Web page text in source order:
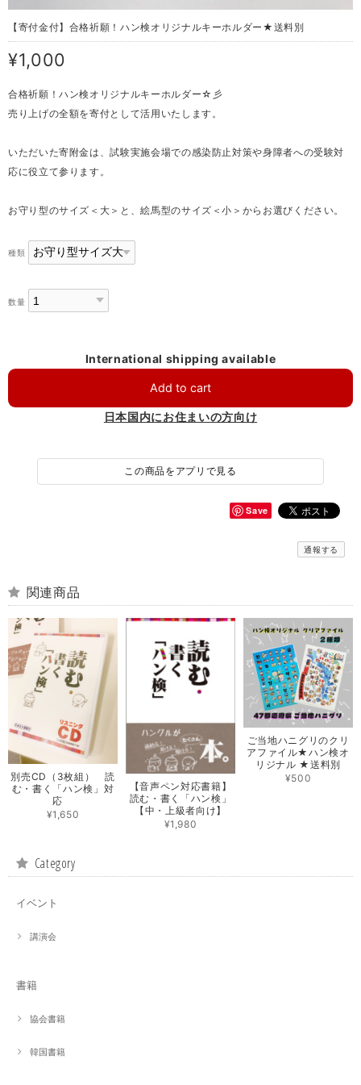
【寄付金付】合格祈願！ハン検オリジナルキーホルダー★送料別
¥1,000
合格祈願！ハン検オリジナルキーホルダー☆彡
売り上げの全額を寄付として活用いたします。
いただいた寄附金は、試験実施会場での感染防止対策や身障者への受験対
応に役立て参ります。
お守り型のサイズ＜大＞と、絵馬型のサイズ＜小＞からお選びください。
種類
数量
International shipping available
Add to cart
日本国内にお住まいの方向け
この商品をアプリで見る
Save
通報する
関連商品
別売CD（3枚組） 読
む・書く「ハン検」対
応
¥1,650
【音声ペン対応書籍】
読む・書く「ハン検」
【中・上級者向け】
¥1,980
ご当地ハニグリのクリ
アファイル★ハン検オ
リジナル ★送料別
¥500
Category
イベント
講演会
書籍
協会書籍
韓国書籍